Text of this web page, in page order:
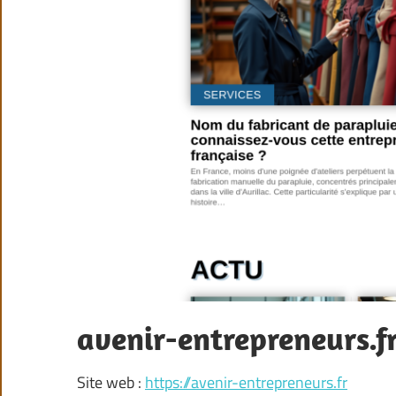
avenir-
Site web : https://avenir-entrepreneurs.fr